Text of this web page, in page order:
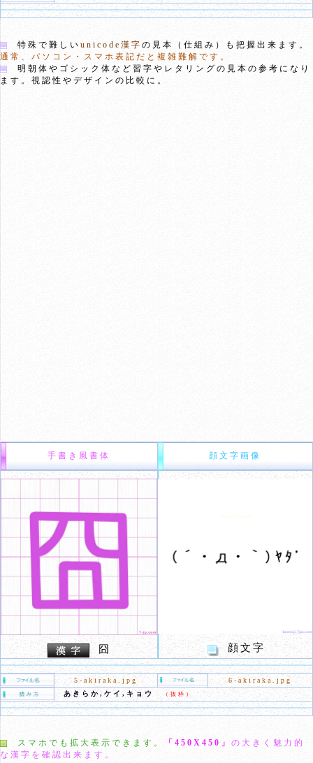
特殊で難しい unicode漢字 の見本（仕組み）も把握出来ます。
通常、パソコン・スマホ表記だと複雑難解です。
明朝体やゴシック体など習字やレタリングの見本の参考になり
ます。視認性やデザインの比較に。
手書き風書体 顔文字画像
囧 顔文字
5-akiraka.jpg
6-akiraka.jpg
あきらか,ケイ,キョウ
（抜粋）
スマホでも拡大表示できます。 「450X450」 の大きく魅力的
な漢字を確認出来ます。